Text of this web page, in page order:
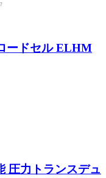
ードセル ELHM
圧力トランスデュ